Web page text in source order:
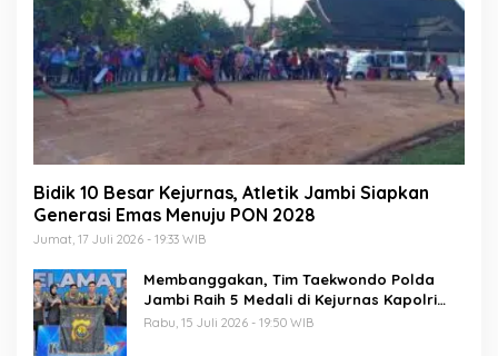
Bidik 10 Besar Kejurnas, Atletik Jambi Siapkan
Generasi Emas Menuju PON 2028
Jumat, 17 Juli 2026 - 19:33 WIB
Membanggakan, Tim Taekwondo Polda
Jambi Raih 5 Medali di Kejurnas Kapolri
Cup 7
Rabu, 15 Juli 2026 - 19:50 WIB